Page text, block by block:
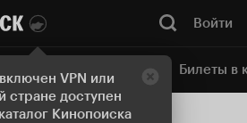
VPN или
стране доступен
Кинопоиска
Войти
Онлайн-кинотеатр Билеты в